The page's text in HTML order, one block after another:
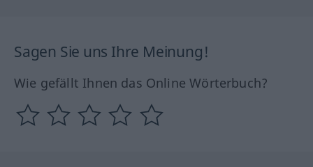
Sagen Sie uns Ihre Meinung!
Wie gefällt Ihnen das Online Wörterbuch?